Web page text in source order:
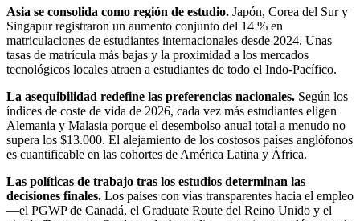
Asia se consolida como región de estudio. Japón, Corea del Sur y
Singapur registraron un aumento conjunto del 14 % en
matriculaciones de estudiantes internacionales desde 2024. Unas
tasas de matrícula más bajas y la proximidad a los mercados
tecnológicos locales atraen a estudiantes de todo el Indo-Pacífico.
La asequibilidad redefine las preferencias nacionales. Según los
índices de coste de vida de 2026, cada vez más estudiantes eligen
Alemania y Malasia porque el desembolso anual total a menudo no
supera los $13.000. El alejamiento de los costosos países anglófonos
es cuantificable en las cohortes de América Latina y África.
Las políticas de trabajo tras los estudios determinan las
decisiones finales. Los países con vías transparentes hacia el empleo
—el PGWP de Canadá, el Graduate Route del Reino Unido y el